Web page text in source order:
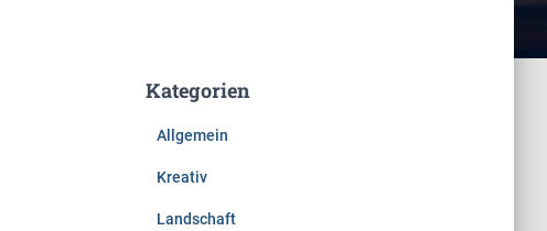
Kategorien
Allgemein
Kreativ
Landschaft